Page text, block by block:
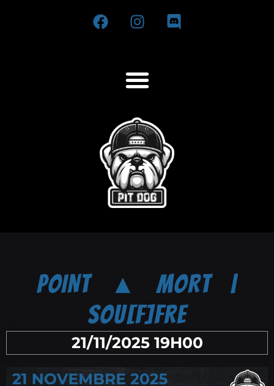
POINT ▲ MORT |
SOU[F]FRE
21/11/2025 19H00